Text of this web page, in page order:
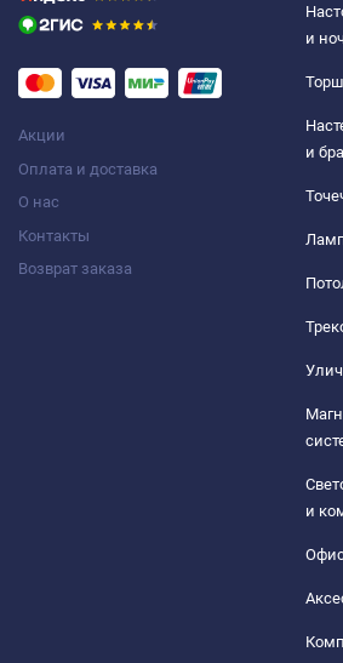
Акции
Оплата и доставка
О нас
Контакты
Возврат заказа
и
и бра
и